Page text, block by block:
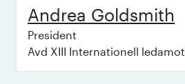
Andrea Goldsmith
President
Avd XIII Internationell ledamot